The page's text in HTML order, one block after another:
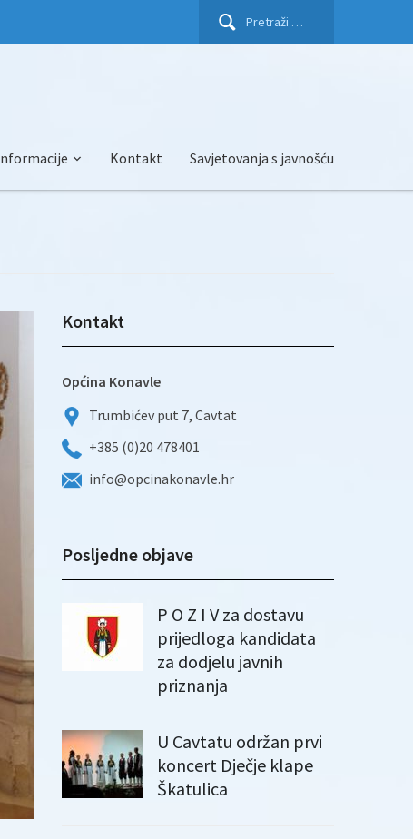
Pretraži:
Kontakt Savjetovanja s javnošću
Kontakt
Općina Konavle
Trumbićev put 7, Cavtat
+385 (0)20 478401
info@opcinakonavle.hr
Posljedne objave
P O Z I V za dostavu
prijedloga kandidata
za dodjelu javnih
priznanja
U Cavtatu održan prvi
koncert Dječje klape
Škatulica